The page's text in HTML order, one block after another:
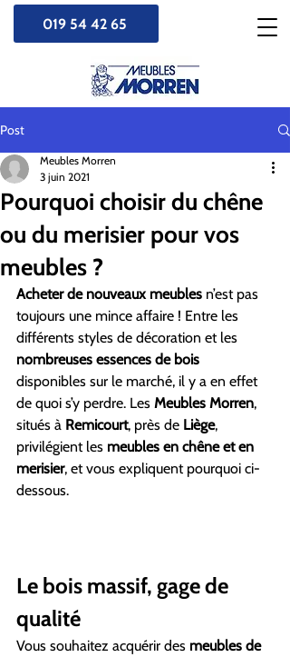
019 54 42 65
Post
Pourquoi choisir du chêne
ou du merisier pour vos
meubles ?
Meubles Morren
3 juin 2021
Acheter de nouveaux meubles n’est pas
toujours une mince affaire ! Entre les
différents styles de décoration et les
nombreuses essences de bois
disponibles sur le marché, il y a en effet
de quoi s’y perdre. Les Meubles Morren,
situés à Remicourt, près de Liège,
privilégient les meubles en chêne et en
merisier, et vous expliquent pourquoi ci-
dessous.
Le bois massif, gage de
qualité
Vous souhaitez acquérir des meubles de